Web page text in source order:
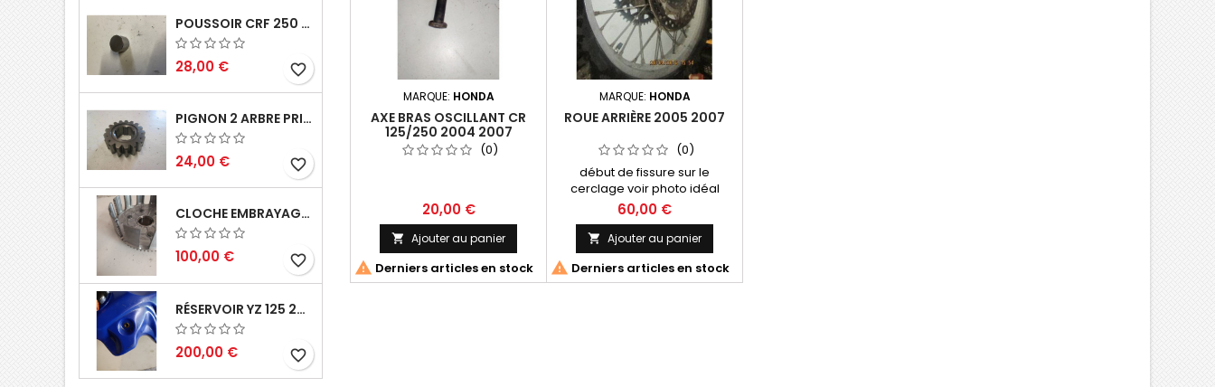
POUSSOIR CRF 250 2005 2006
28,00 € favorite_border
PIGNON 2 ARBRE PRIMAIRE CR 250 1994
24,00 € favorite_border
CLOCHE EMBRAYAGE YZ 125 1994 2004
100,00 € favorite_border
RÉSERVOIR YZ 125 2002 2004
200,00 € favorite_border
MARQUE: HONDA
AXE BRAS OSCILLANT CR
125/250 2004 2007
(0)
20,00 €
 Ajouter au panier
 Derniers articles en stock
MARQUE: HONDA
ROUE ARRIÈRE 2005 2007
(0)
début de fissure sur le
cerclage voir photo idéal
dépannage ou réfection
60,00 €
 Ajouter au panier
 Derniers articles en stock